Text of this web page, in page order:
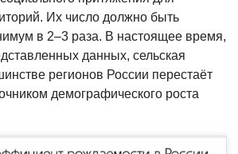
Их число должно быть
в 2–3 раза. В настоящее время,
данных, сельская
регионов России перестаёт
демографического роста